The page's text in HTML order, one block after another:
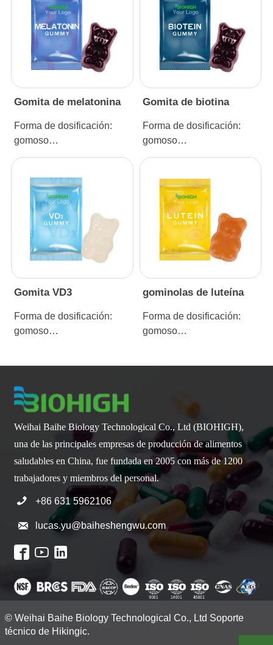
Gomita de melatonina
Forma de dosificación:
gomoso
Especificación: 3g
Gomita de biotina
Forma de dosificación:
gomoso
Especificación: 3g
Gomita VD3
Forma de dosificación:
gomoso
gominolas de luteína
Forma de dosificación:
gomoso
Weihai Baihe Biology Technological Co., Ltd (BIOHIGH),
una de las principales empresas de producción de alimentos
saludables en China, fue fundada en 2005 con más de 1200
trabajadores y miembros del personal.
 +86 631 5962106
 lucas.yu@baiheshengwu.com
  
© Weihai Baihe Biology Technological Co., Ltd Soporte
técnico de Hikingic.